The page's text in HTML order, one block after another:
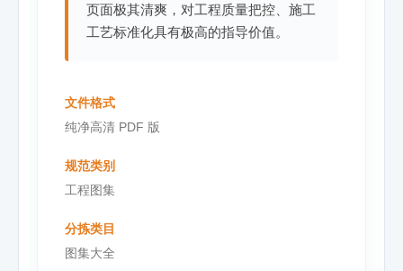
页面极其清爽，对工程质量把控、施工
工艺标准化具有极高的指导价值。
文件格式
纯净高清 PDF 版
规范类别
工程图集
分拣类目
图集大全